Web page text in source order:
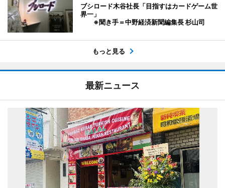
ブシロード木谷社長「目指すはカードゲーム世
界一」
※聞き手＝中野経済新聞編集長 杉山司
もっと見る
最新ニュース